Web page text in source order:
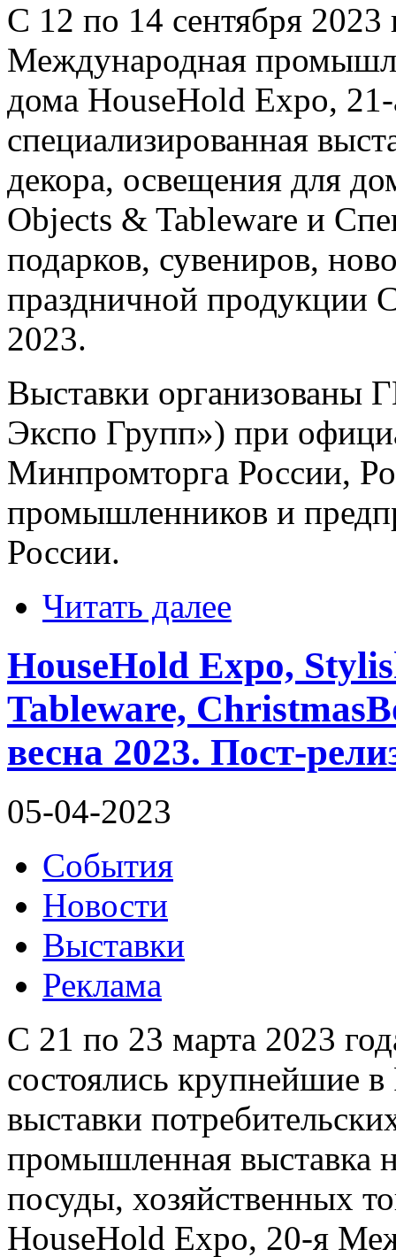
С 12 по 14 сентября
Международная
дома HouseHold Expo,
специализированная
декора, освещения для
Objects & Tableware и
подарков, сувениров,
праздничной продукции
2023.
Выставки
Экспо Групп») при
Минпромторга России,
промышленников и
России.
Читать далее
HouseHold Expo,
Tableware,
весна 2023. Пост-
05-04-2023
События
Новости
Выставки
Реклама
С 21 по 23 марта 2023
состоялись крупнейшие
выставки
промышленная выставка
посуды, хозяйственных
HouseHold Expo, 20-я